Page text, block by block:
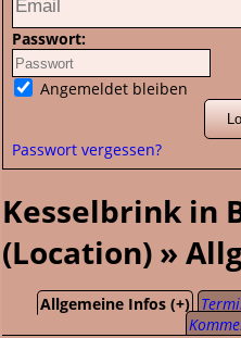
Passwort:
Angemeldet bleiben
Passwort vergessen?
Kesselbrink in
(Location) »
Allgemeine Infos (+)